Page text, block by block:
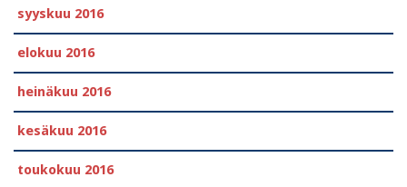
syyskuu 2016
elokuu 2016
heinäkuu 2016
kesäkuu 2016
toukokuu 2016